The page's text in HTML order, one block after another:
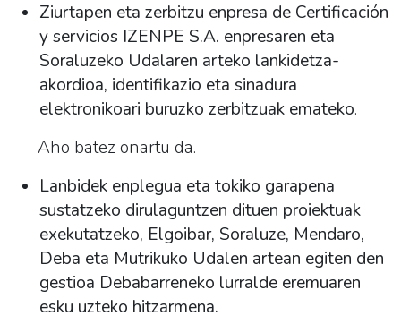
Ziurtapen eta zerbitzu enpresa de Certificación
y servicios IZENPE S.A. enpresaren eta
Soraluzeko Udalaren arteko lankidetza-
akordioa, identifikazio eta sinadura
elektronikoari buruzko zerbitzuak emateko.
Aho batez onartu da.
Lanbidek enplegua eta tokiko garapena
sustatzeko dirulaguntzen dituen proiektuak
exekutatzeko, Elgoibar, Soraluze, Mendaro,
Deba eta Mutrikuko Udalen artean egiten den
gestioa Debabarreneko lurralde eremuaren
esku uzteko hitzarmena.